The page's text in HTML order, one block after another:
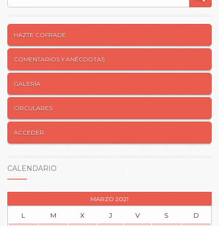
HAZTE COFRADE
COMENTARIOS Y ANÉCDOTAS
GALERÍA
CIRCULARES
ACCEDER
CALENDARIO
MARZO 2021
L M X J V S D